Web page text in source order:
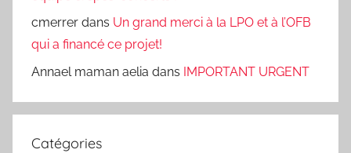
cmerrer dans Un grand merci à la LPO et à l’OFB
qui a financé ce projet!
Annael maman aelia dans IMPORTANT URGENT
Catégories